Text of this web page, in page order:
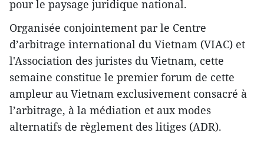
pour le paysage juridique national.
Organisée conjointement par le Centre
d’arbitrage international du Vietnam (VIAC) et
l'Association des juristes du Vietnam, cette
semaine constitue le premier forum de cette
ampleur au Vietnam exclusivement consacré à
l’arbitrage, à la médiation et aux modes
alternatifs de règlement des litiges (ADR).